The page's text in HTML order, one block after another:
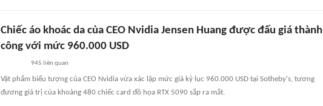
Chiếc áo khoác da của CEO Nvidia Jensen Huang được đấu giá thành
công với mức 960.000 USD
945 liên quan
Vật phẩm biểu tượng của CEO Nvidia vừa xác lập mức giá kỷ lục 960.000 USD tại Sotheby's, tương
đương giá trị của khoảng 480 chiếc card đồ họa RTX 5090 sắp ra mắt.